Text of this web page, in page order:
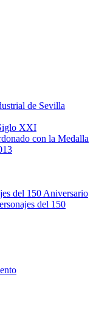
de Sevilla
XXI
con la Medalla
del 150 Aniversario
del 150